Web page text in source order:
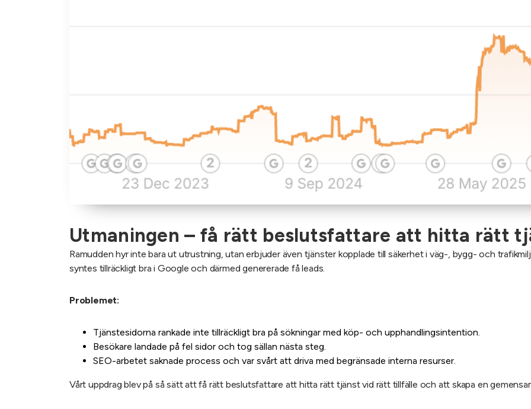
Utmaningen – få rätt beslutsfattare att hitta rätt
Ramudden hyr inte bara ut utrustning, utan erbjuder även tjänster kopplade till säkerhet i väg-, bygg- och
syntes tillräckligt bra i Google och därmed genererade få leads.
Problemet:
Tjänstesidorna rankade inte tillräckligt bra på sökningar med köp- och upphandlingsintention.
Besökare landade på fel sidor och tog sällan nästa steg.
SEO-arbetet saknade process och var svårt att driva med begränsade interna resurser.
Vårt uppdrag blev på så sätt att få rätt beslutsfattare att hitta rätt tjänst vid rätt tillfälle och att skapa en